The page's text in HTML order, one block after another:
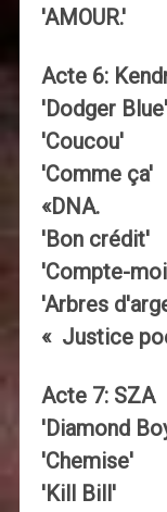
'AMOUR.'
Acte 6:
'Dodger
'Coucou'
'Comme ça'
«DNA.
'Bon crédit'
'Compte-
'Arbres
« Justice
Acte 7: SZA
'Diamond
'Chemise'
'Kill Bill'